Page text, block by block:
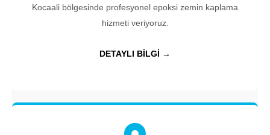
Kocaali bölgesinde profesyonel epoksi zemin kaplama
hizmeti veriyoruz.
DETAYLI BİLGİ →